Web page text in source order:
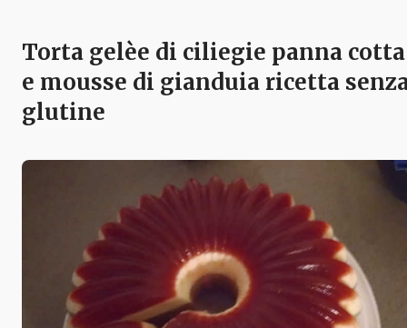
Torta gelèe di ciliegie panna cotta
e mousse di gianduia ricetta
glutine